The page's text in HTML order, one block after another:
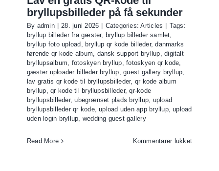
bryllupsbilleder på få sekunder
By admin 28. juni 2026 Categories:Articles
Tags:
bryllup billeder fra gæster, bryllup billeder samlet,
bryllup foto upload , bryllup qr kode billeder,danmarks
førende qr kode album, dansk support bryllup,digitalt
bryllupsalbum, fotoskyen bryllup,fotoskyen qr kode,
gæster uploader billeder bryllup,guest gallery bryllup,
lav gratis qr kode til bryllupsbilleder, qr kode album
bryllup,qr kode til bryllupsbilleder,qr-kode
bryllupsbilleder,ubegrænset plads bryllup, upload
bryllupsbilleder qr kode,upload uden app bryllup,upload
uden login bryllup, wedding guest gallery
Read More Kommentarer lukkettil